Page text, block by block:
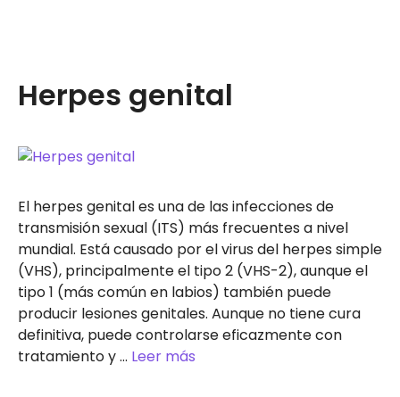
Herpes genital
El herpes genital es una de las infecciones de
transmisión sexual (ITS) más frecuentes a nivel
mundial. Está causado por el virus del herpes simple
(VHS), principalmente el tipo 2 (VHS-2), aunque el
tipo 1 (más común en labios) también puede
producir lesiones genitales. Aunque no tiene cura
definitiva, puede controlarse eficazmente con
tratamiento y … Leer más